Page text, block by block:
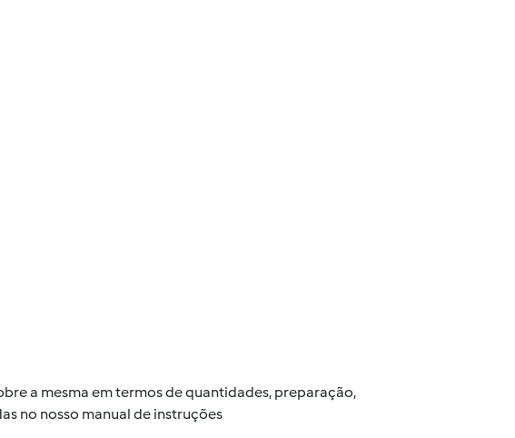
a mesma em termos de quantidades, preparação,
no nosso manual de instruções